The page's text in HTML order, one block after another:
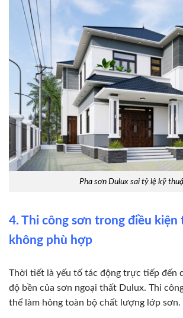
Pha sơn Dulux sai tỷ lệ kỹ
4. Thi công sơn trong điều
không phù hợp
Thời tiết là yếu tố tác động trực tiếp đến
độ bền của sơn ngoại thất Dulux. Thi
thể làm hỏng toàn bộ chất lượng lớp sơn.